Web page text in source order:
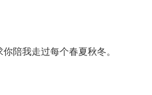
陪我走过每个春夏秋冬。